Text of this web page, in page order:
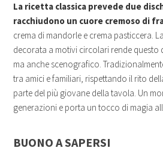
La ricetta classica prevede due
racchiudono un cuore cremoso di
crema di mandorle e crema pasticcera.
decorata a motivi circolari rende
ma anche scenografico.
tra amici e familiari, rispettando il rito
parte del più giovane della tavola. Un
generazioni e porta un tocco di magia
BUONO A SAPERSI